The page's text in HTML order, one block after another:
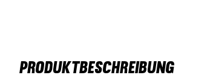
PRODUKTBESCHREIBUNG